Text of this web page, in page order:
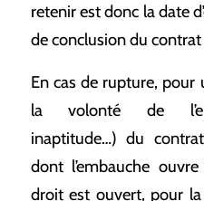
retenir est donc la date
de conclusion du
En cas de rupture,
la volonté de
inaptitude…) du
dont l’embauche
droit est ouvert, pour